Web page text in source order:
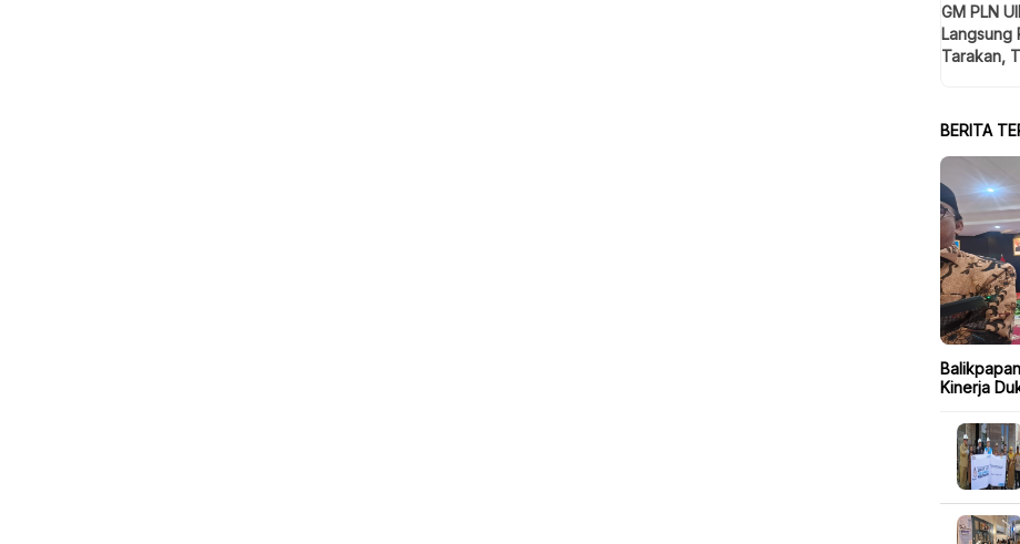
GM PLN
Langsung
Tarakan,
BERITA
Kinerja